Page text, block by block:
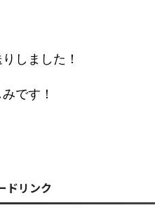
しました！
です！
ドリンク